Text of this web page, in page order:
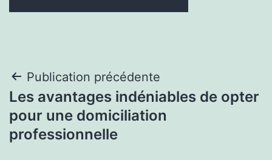
Navigation
de
l’article
Publication précédente
Les avantages indéniables de opter
pour une domiciliation
professionnelle